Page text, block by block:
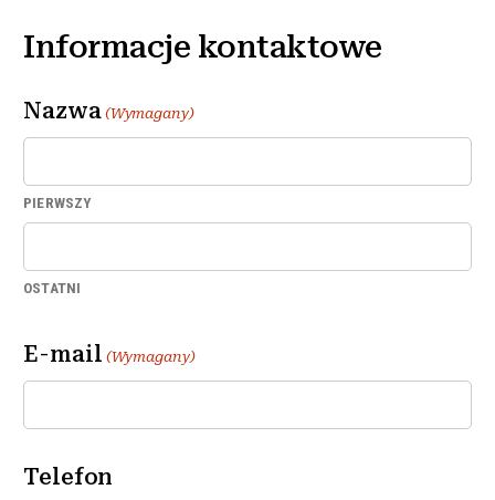
Informacje kontaktowe
Nazwa (Wymagany)
PIERWSZY
OSTATNI
E-mail (Wymagany)
Telefon